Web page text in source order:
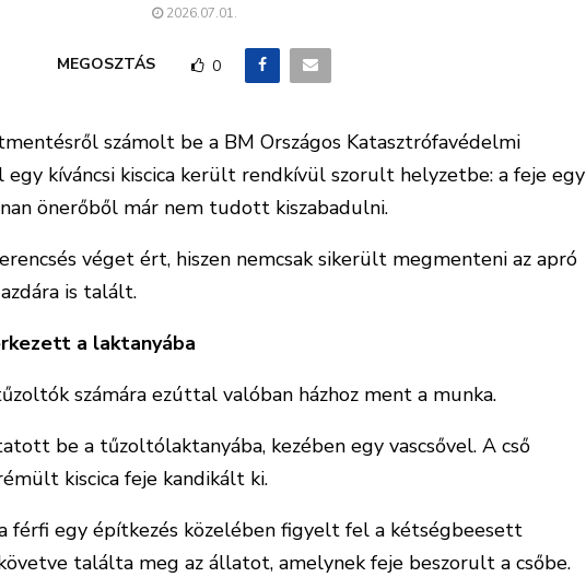
2026.07.01.
MEGOSZTÁS 0
számolt be a BM Országos Katasztrófavédelmi
egy kíváncsi kiscica került rendkívül szorult helyzetbe: a feje egy
önerőből már nem tudott kiszabadulni.
véget ért, hiszen nemcsak sikerült megmenteni az apró
is talált.
a laktanyába
számára ezúttal valóban házhoz ment a munka.
be a tűzoltólaktanyába, kezében egy vascsővel. A cső
kiscica feje kandikált ki.
férfi egy építkezés közelében figyelt fel a kétségbeesett
találta meg az állatot, amelynek feje beszorult a csőbe.